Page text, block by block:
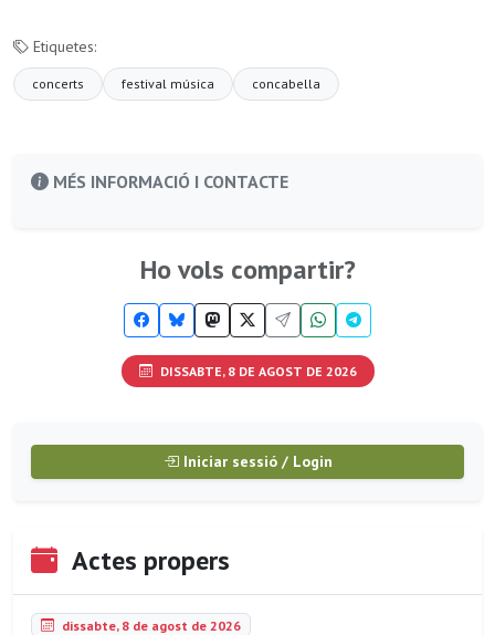
Etiquetes:
concerts festival música concabella
MÉS INFORMACIÓ I CONTACTE
Ho vols compartir?
DISSABTE, 8 DE AGOST DE 2026
Iniciar sessió / Login
Actes propers
dissabte, 8 de agost de 2026